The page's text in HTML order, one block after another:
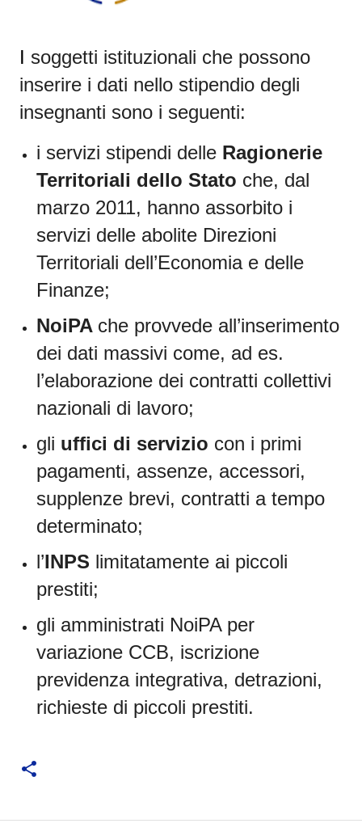
I soggetti istituzionali che possono
inserire i dati nello stipendio degli
insegnanti sono i seguenti:
i servizi stipendi delle Ragionerie
Territoriali dello Stato che, dal
marzo 2011, hanno assorbito i
servizi delle abolite Direzioni
Territoriali dell’Economia e delle
Finanze;
NoiPA che provvede all’inserimento
dei dati massivi come, ad es.
l’elaborazione dei contratti collettivi
nazionali di lavoro;
gli uffici di servizio con i primi
pagamenti, assenze, accessori,
supplenze brevi, contratti a tempo
determinato;
l’INPS limitatamente ai piccoli
prestiti;
gli amministrati NoiPA per
variazione CCB, iscrizione
previdenza integrativa, detrazioni,
richieste di piccoli prestiti.